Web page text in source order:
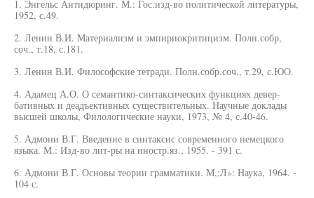
1. Энгельс Антидюринг. М.: Гос.изд-во политической литературы,
1952, с.49.
2. Ленин В.И. Материализм и эмпириокритицизм. Полн.собр,
соч., т.18, с.181.
3. Ленин В.И. Философские тетради. Полн.собр.соч., т.29, с.ЮО.
4. Адамец А.О. О семантико-синтаксических функциях девер-
бативных и деадъективных существительных. Научные доклады
высшей школы, Филологические науки, 1973, № 4, с.40-46.
5. Адмони В.Г. Введение в синтаксис современного немецкого
языка. М.: Изд-во лит-ры на иностр.яз., 1955. - 391 с.
6. Адмони В.Г. Основы теории грамматики. М,;Л»: Наука, 1964. -
104 с.